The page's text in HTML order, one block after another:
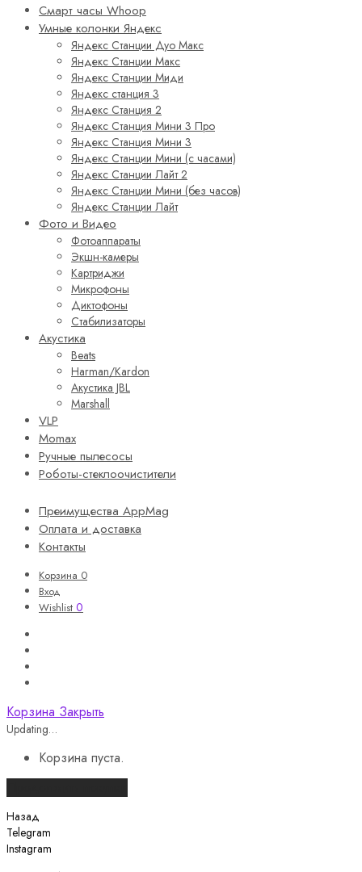
Смарт часы Whoop
Умные колонки Яндекс
Яндекс Станции Дуо Макс
Яндекс Станции Макс
Яндекс Станции Миди
Яндекс станция 3
Яндекс Станция 2
Яндекс Станция Мини 3 Про
Яндекс Станция Мини 3
Яндекс Станции Мини (с часами)
Яндекс Станции Лайт 2
Яндекс Станции Мини (без часов)
Яндекс Станции Лайт
Фото и Видео
Фотоаппараты
Экшн-камеры
Картриджи
Микрофоны
Диктофоны
Стабилизаторы
Акустика
Beats
Harman/Kardon
Акустика JBL
Marshall
VLP
Momax
Ручные пылесосы
Роботы-стеклоочистители
Преимущества AppMag
Оплата и доставка
Контакты
Корзина 0
Вход
Wishlist 0
Корзина Закрыть
Updating…
Корзина пуста.
Назад
Telegram
Instagram